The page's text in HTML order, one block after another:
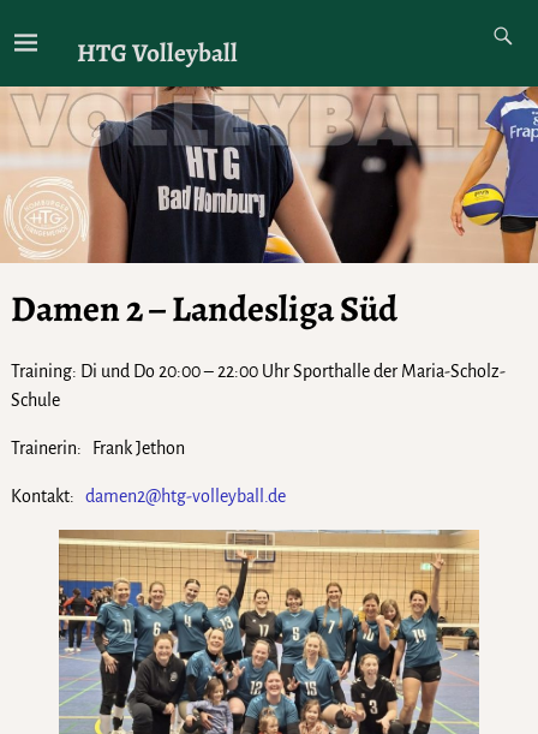
HTG Volleyball
Damen 2 – Landesliga Süd
Training: Di und Do 20:00 – 22:00 Uhr Sporthalle der Maria-Scholz-
Schule
Trainerin: Frank Jethon
Kontakt: damen2@htg-volleyball.de